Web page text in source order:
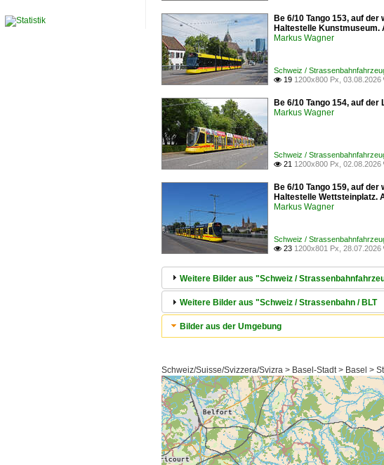
Be 6/10 Tango 153, auf
Haltestelle Kunstmuseum.
Markus Wagner
Schweiz /
 19 1200x800 Px, 03.08.2026
Be 6/10 Tango 154, auf
Markus Wagner
Schweiz /
 21 1200x800 Px, 02.08.2026
Be 6/10 Tango 159, auf
Haltestelle Wettsteinplatz.
Markus Wagner
Schweiz /
 23 1200x801 Px, 28.07.2026
Weitere Bilder aus "Schweiz /
Weitere Bilder aus "Schweiz / Strassenbahn /
Bilder aus der Umgebung
Schweiz/Suisse/Svizzera/Svizra > Basel-Stadt > Basel >